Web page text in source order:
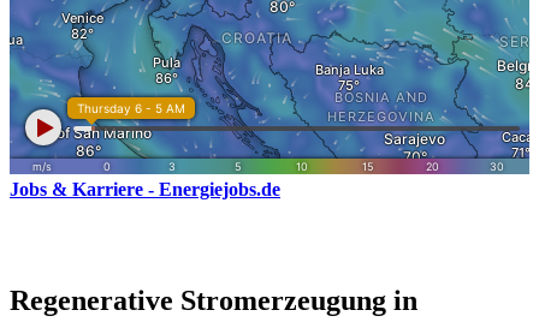
Jobs & Karriere - Energiejobs.de
Regenerative Stromerzeugung in